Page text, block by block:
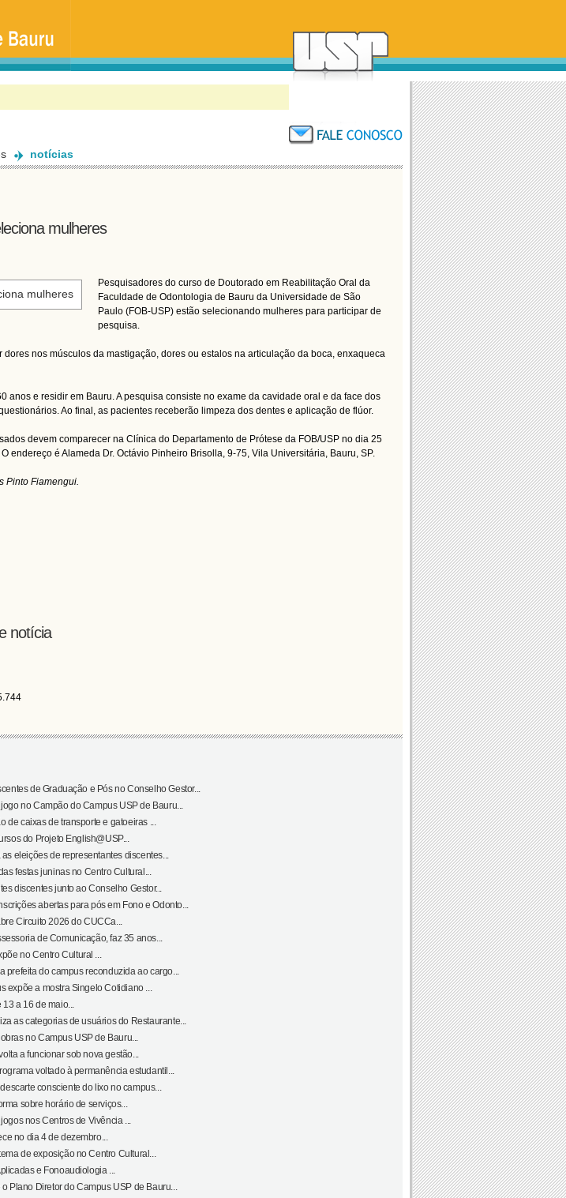
conteúdo
principal
notícias
mulheres
Pesquisadores do curso de Doutorado em Reabilitação Oral da
Faculdade de Odontologia de Bauru da Universidade de São
Paulo (FOB-USP) estão selecionando mulheres para participar de
pesquisa.
nos músculos da mastigação, dores ou estalos na articulação da boca, enxaqueca
anos e residir em Bauru. A pesquisa consiste no exame da cavidade oral e da face dos
Ao final, as pacientes receberão limpeza dos dentes e aplicação de flúor.
devem comparecer na Clínica do Departamento de Prótese da FOB/USP no dia 25
endereço é Alameda Dr. Octávio Pinheiro Brisolla, 9-75, Vila Universitária, Bauru, SP.
Pinto Fiamengui.
notícia
de Graduação e Pós no Conselho Gestor...
no Campão do Campus USP de Bauru...
de caixas de transporte e gatoeiras ...
do Projeto English@USP...
eleições de representantes discentes...
festas juninas no Centro Cultural...
discentes junto ao Conselho Gestor...
abertas para pós em Fono e Odonto...
Circuito 2026 do CUCCa...
de Comunicação, faz 35 anos...
no Centro Cultural ...
prefeita do campus reconduzida ao cargo...
expõe a mostra Singelo Cotidiano ...
a 16 de maio...
as categorias de usuários do Restaurante...
no Campus USP de Bauru...
a funcionar sob nova gestão...
voltado à permanência estudantil...
consciente do lixo no campus...
sobre horário de serviços...
nos Centros de Vivência ...
no dia 4 de dezembro...
de exposição no Centro Cultural...
e Fonoaudiologia ...
Plano Diretor do Campus USP de Bauru...